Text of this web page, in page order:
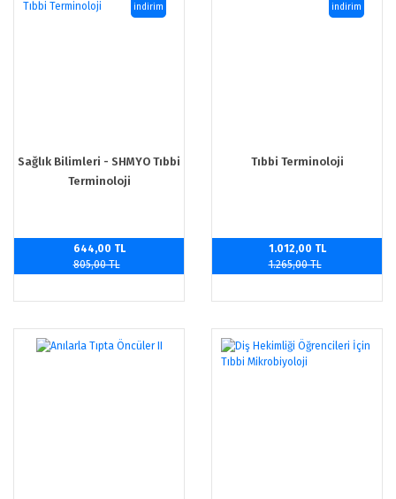
Sağlık Bilimleri - SHMYO Tıbbi
Terminoloji
indirim
644,00 TL
805,00 TL
Tıbbi Terminoloji
indirim
1.012,00 TL
1.265,00 TL